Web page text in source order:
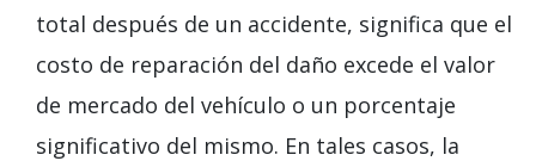
total después de un accidente, significa que el
costo de reparación del daño excede el valor
de mercado del vehículo o un porcentaje
significativo del mismo. En tales casos, la